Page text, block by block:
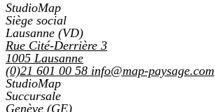
StudioMap
Siège social
Lausanne (VD)
Rue Cité-Derrière 3
1005 Lausanne
(0)21 601 00 58 info@map-paysage.com
StudioMap
Succursale
Genève (GE)